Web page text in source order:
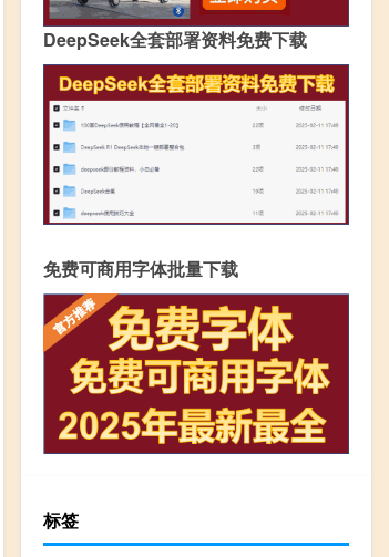
DeepSeek全套部署资料免费下载
免费可商用字体批量下载
标签